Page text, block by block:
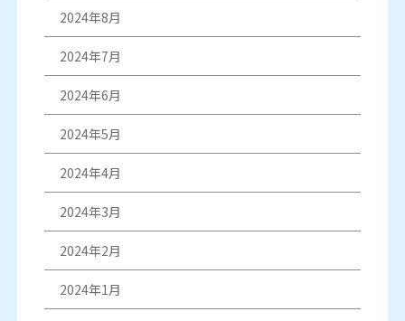
2024年8月
2024年7月
2024年6月
2024年5月
2024年4月
2024年3月
2024年2月
2024年1月